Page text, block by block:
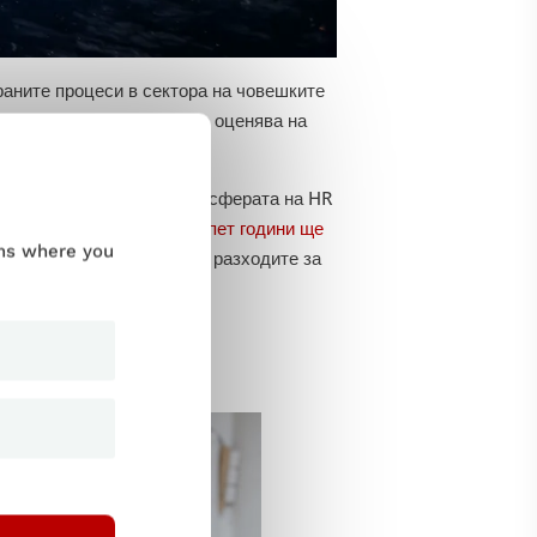
процеси в сектора на човешките
човешките ресурси се оценява на
огромен двигател в сферата на HR
през следващите пет години ще
че горната граница на разходите за
бъдеще.
where you